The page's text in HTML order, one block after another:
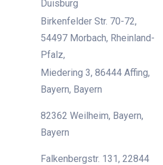
Duisburg
Birkenfelder Str. 70-72,
54497 Morbach, Rheinland-
Pfalz,
Miedering 3, 86444 Affing,
Bayern, Bayern
82362 Weilheim, Bayern,
Bayern
Falkenbergstr. 131, 22844